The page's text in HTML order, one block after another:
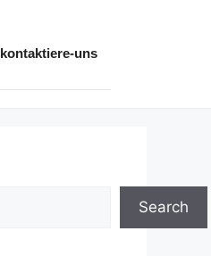
kontaktiere-uns
Search